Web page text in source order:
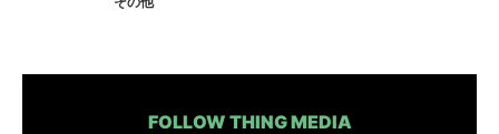
FOLLOW THING MEDIA